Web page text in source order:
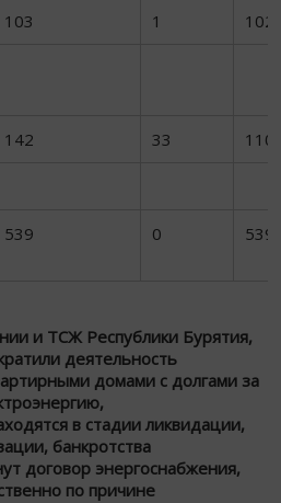
103 1 102
142 33 110
539 0 539
и ТСЖ Республики Бурятия,
деятельность
домами с долгами за
в стадии ликвидации,
банкротства
договор энергоснабжения,
по причине